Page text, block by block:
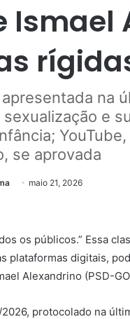
na
sexualização e
se aprovada
maio 21, 2026
os públicos.” Essa
plataformas digitais,
Alexandrino (PSD-
2026, protocolado na